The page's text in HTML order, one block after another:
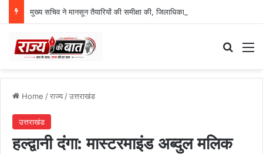
Home /राज्य/उत्तराखंड
उत्तराखंड
हल्द्वानी दंगा: मास्टरमाइंड अब्दुल मलिक